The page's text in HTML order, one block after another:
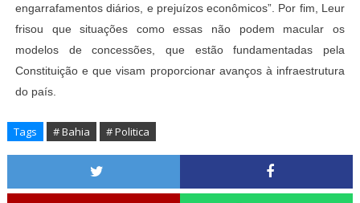
engarrafamentos diários, e prejuízos econômicos”. Por fim, Leur
frisou que situações como essas não podem macular os
modelos de concessões, que estão fundamentadas pela
Constituição e que visam proporcionar avanços à infraestrutura
do país.
Tags # Bahia # Politica